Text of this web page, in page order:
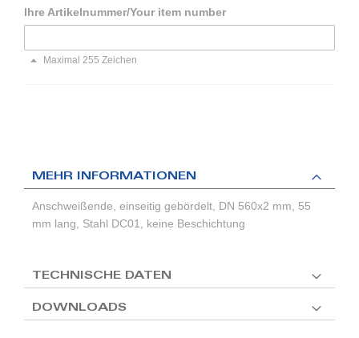
Ihre Artikelnummer/Your item number
Maximal 255 Zeichen
MEHR INFORMATIONEN
Anschweißende, einseitig gebördelt, DN 560x2 mm, 55
mm lang, Stahl DC01, keine Beschichtung
TECHNISCHE DATEN
DOWNLOADS